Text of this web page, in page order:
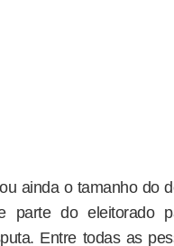
ainda o tamanho do
parte do eleitorado
Entre todas as